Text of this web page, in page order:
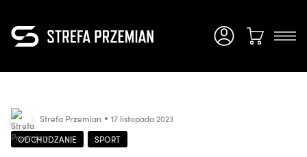
Strefa Przemian
17 listopada 2023
ODCHUDZANIE
SPORT